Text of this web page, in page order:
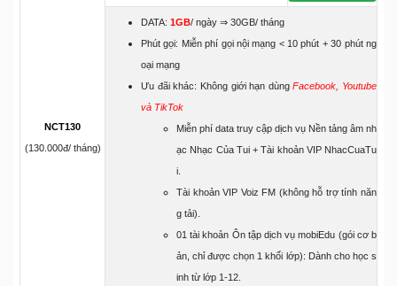
NCT130
(130.000đ/ tháng)
DATA: 1GB/ ngày ⇒ 30GB/ tháng
Phút gọi: Miễn phí gọi nội mạng < 10 phút + 30 phút ng
oại mạng
Ưu đãi khác: Không giới hạn dùngFacebook, Youtube
và TikTok
Miễn phí data truy cập dịch vụ Nền tảng âm nh
ạc Nhạc Của Tui + Tài khoản VIP NhacCuaTu
i.
Tài khoản VIP Voiz FM (không hỗ trợ tính năn
g tải).
01 tài khoản Ôn tập dịch vụ mobiEdu (gói cơ b
ản, chỉ được chọn 1 khối lớp): Dành cho học s
inh từ lớp 1-12.